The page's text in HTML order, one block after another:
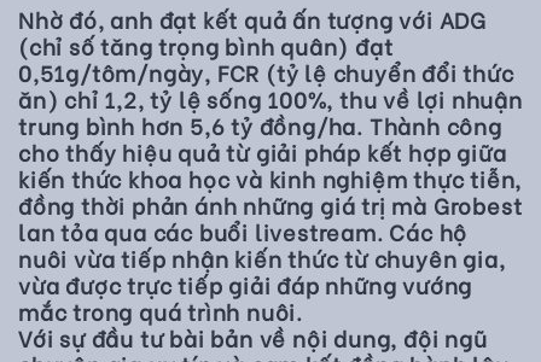
Nhờ đó, anh đạt kết quả ấn tượng với ADG
(chỉ số tăng trọng bình quân) đạt
0,51g/tôm/ngày, FCR (tỷ lệ chuyển đổi thức
ăn) chỉ 1,2, tỷ lệ sống 100%, thu về lợi nhuận
trung bình hơn 5,6 tỷ đồng/ha. Thành công
cho thấy hiệu quả từ giải pháp kết hợp giữa
kiến thức khoa học và kinh nghiệm thực tiễn,
đồng thời phản ánh những giá trị mà Grobest
lan tỏa qua các buổi livestream. Các hộ
nuôi vừa tiếp nhận kiến thức từ chuyên gia,
vừa được trực tiếp giải đáp những vướng
mắc trong quá trình nuôi.
Với sự đầu tư bài bản về nội dung, đội ngũ